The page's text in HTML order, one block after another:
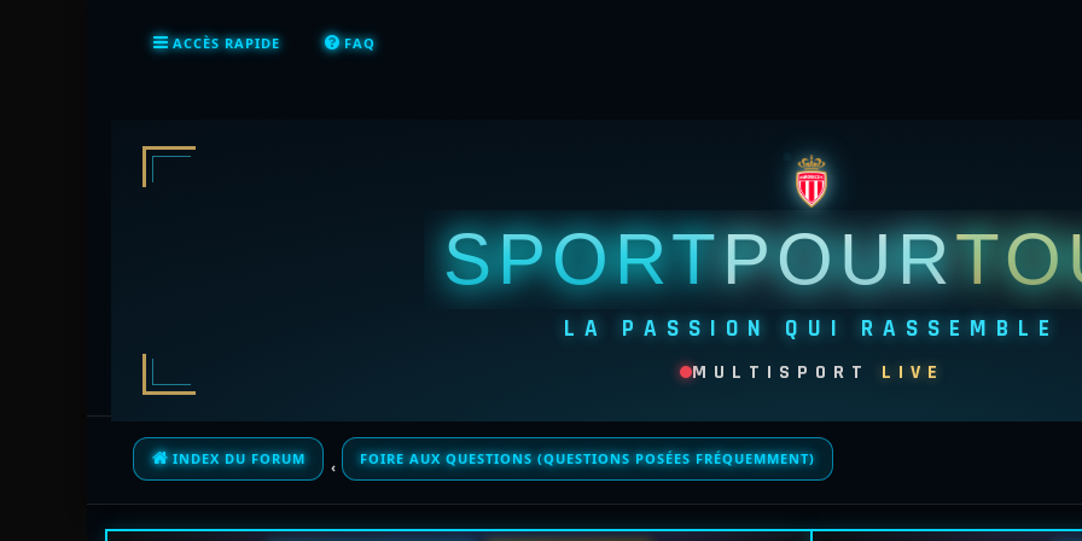
ACCÈS RAPIDE FAQ
SPORTPOUR
LA PASSION QUI RASSEMBLE
MULTISPORT LIVE
INDEX DU FORUM FOIRE AUX QUESTIONS (QUESTIONS POSÉES FRÉQUEMMENT)